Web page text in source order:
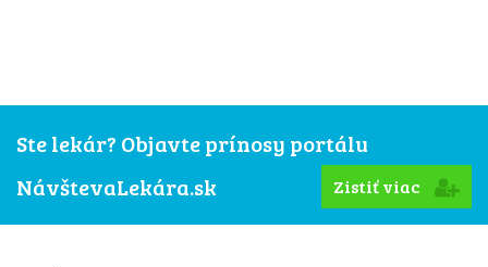
Ste lekár? Objavte prínosy portálu
NávštevaLekára.sk
Zistiť viac